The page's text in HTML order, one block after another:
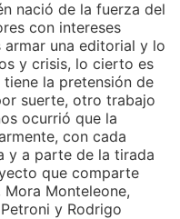
nació de la fuerza del
con intereses
una editorial y lo
y crisis, lo cierto es
la pretensión de
suerte, otro trabajo
ocurrió que la
con cada
y a parte de la tirada
que comparte
Monteleone,
y Rodrigo